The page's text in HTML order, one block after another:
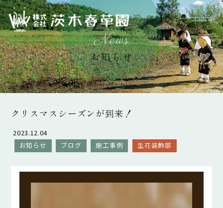
Menu
News
お知らせ
クリスマスシーズンが到来！
2023.12.04
お知らせ
ブログ 施工事例 生花装飾部